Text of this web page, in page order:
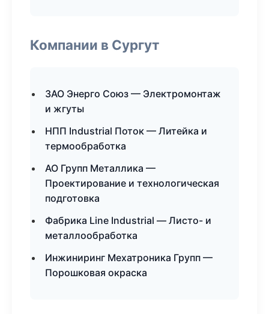
Компании в Сургут
ЗАО Энерго Союз — Электромонтаж
и жгуты
НПП Industrial Поток — Литейка и
термообработка
АО Групп Металлика —
Проектирование и технологическая
подготовка
Фабрика Line Industrial — Листо- и
металлообработка
Инжиниринг Мехатроника Групп —
Порошковая окраска